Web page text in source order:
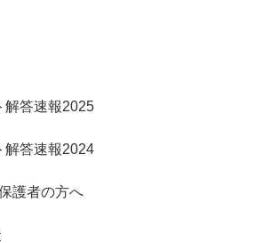
解答速報2025
解答速報2024
護者の方へ